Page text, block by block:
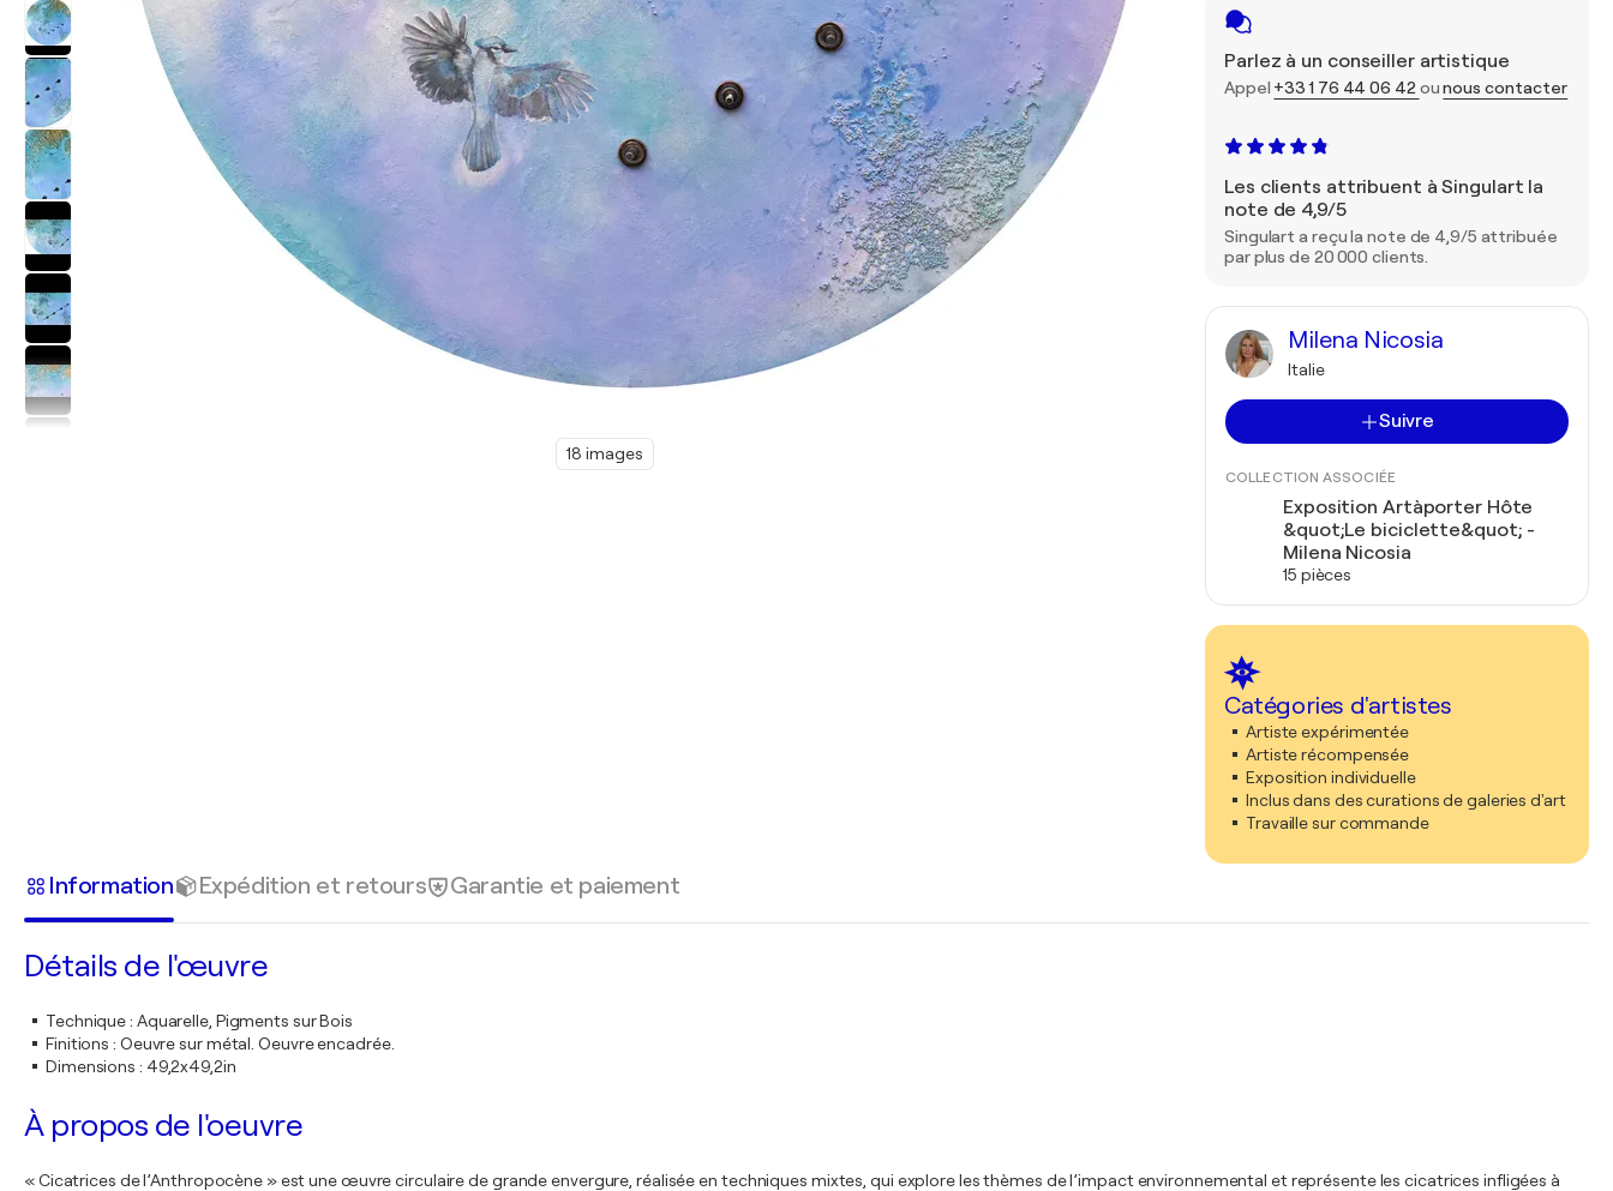
18 images
Parlez à un conseiller artistique
Appel +33 1 76 44 06 42 ounous contacter
Les clients attribuent à Singulart la
note de 4,9/5
Singulart a reçu la note de 4,9/5 attribuée
par plus de 20 000 clients.
Milena Nicosia
Italie
Suivre
COLLECTION ASSOCIÉE
Exposition Artàporter Hôte
&quot;Le biciclette&quot; -
Milena Nicosia
15 pièces
Catégories d'artistes
Artiste expérimentée
Artiste récompensée
Exposition individuelle
Inclus dans des curations de galeries d'art
Travaille sur commande
Information Expédition et retours Garantie et paiement
Détails de l'œuvre
Technique: Aquarelle, Pigments sur Bois
Finitions : Oeuvre sur métal. Oeuvre encadrée.
Dimensions : 49,2x49,2in
À propos de l'oeuvre
« Cicatrices de l’Anthropocène » est une œuvre circulaire de grande envergure, réalisée en techniques mixtes, qui explore les thèmes de l’impact environnemental et représente les cicatrices infligées à